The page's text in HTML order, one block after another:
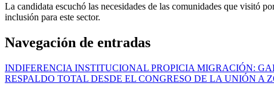
La candidata escuchó las necesidades de las comunidades que visitó
inclusión para este sector.
Navegación de entradas
INDIFERENCIA INSTITUCIONAL PROPICIA MIGRACIÓN:
RESPALDO TOTAL DESDE EL CONGRESO DE LA UNIÓN